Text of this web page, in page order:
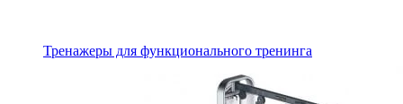
Тренажеры для функционального тренинга